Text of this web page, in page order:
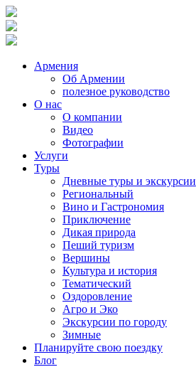
Армения
Об Армении
полезное руководство
О нас
О компании
Видео
Фотографии
Услуги
Туры
Дневные туры и экскурсии
Региональный
Вино и Гастрономия
Приключение
Дикая природа
Пеший туризм
Вершины
Культура и история
Тематический
Оздоровление
Агро и Эко
Экскурсии по городу
Зимные
Планируйте свою поездку
Блог